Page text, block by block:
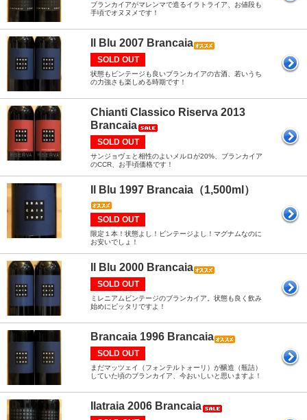
ブランカイアがマレンマで造るイラトライア、お値段も
手頃でオヌヌメです！
Il Blu 2007 Brancaia
SOLD OUT
状態もビンテージも良いブランカイアの古酒、若いうち
の力強さも楽しめる時期です！
Chianti Classico Riserva 2013
Brancaia
SOLD OUT
サンジョヴェと相性のよいメルロが20%、ブランカイア
のCCR、お手頃価格です！
Il Blu 1997 Brancaia（1,500ml）
SOLD OUT
限定１本！状態よし！ビンテージよし！マグナムなのに
お安いでしょ！
Il Blu 2000 Brancaia
SOLD OUT
ミレニアムビンテージのブランカイア。状態も良く飲み
始めにピッタリですよ！
Brancaia 1996 Brancaia
SOLD OUT
まだマッツェイ（フォンテルトォーリ）が醸造（瓶詰）
していた頃のブランカイア、今おいしいと思いますよ！
Ilatraia 2006 Brancaia